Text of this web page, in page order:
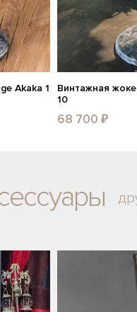
Akaka 1
Винтажная
10
68 700 ₽